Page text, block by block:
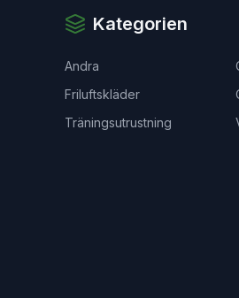
Kategorien
Andra
Friluftskläder
Träningsutrustning